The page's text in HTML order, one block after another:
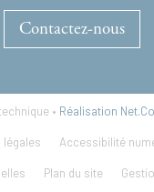
Contactez-nous
• Réalisation
légales Accessibilité
Plan du site